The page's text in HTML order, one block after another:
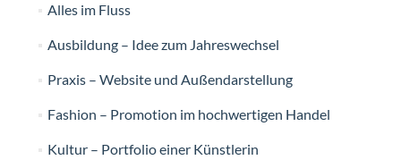
Alles im Fluss
Ausbildung – Idee zum Jahreswechsel
Praxis – Website und Außendarstellung
Fashion – Promotion im hochwertigen Handel
Kultur – Portfolio einer Künstlerin